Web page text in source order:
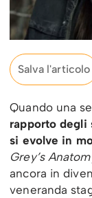
Salva l'articolo
Quando una
rapporto degli
si evolve in
Grey’s
ancora in
veneranda